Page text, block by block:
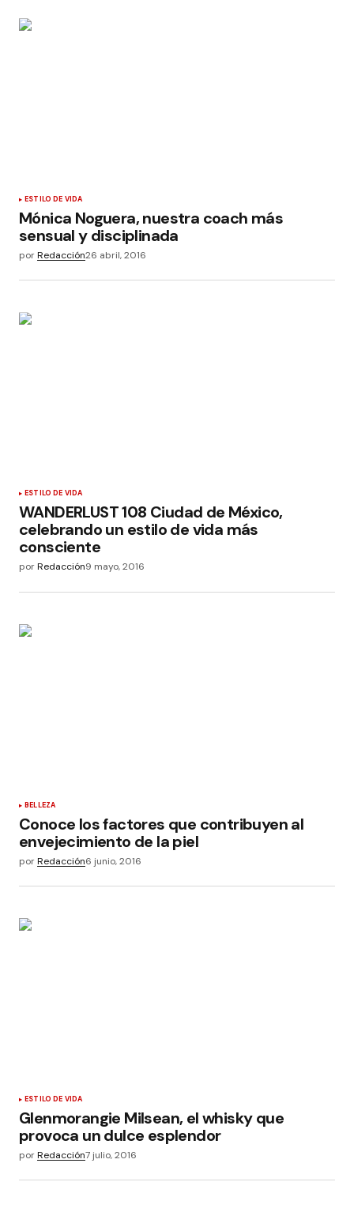
ESTILO DE VIDA
Mónica Noguera, nuestra coach más
sensual y disciplinada
porRedacción26 abril, 2016
ESTILO DE VIDA
WANDERLUST 108 Ciudad de México,
celebrando un estilo de vida más
consciente
porRedacción9 mayo, 2016
BELLEZA
Conoce los factores que contribuyen al
envejecimiento de la piel
porRedacción6 junio, 2016
ESTILO DE VIDA
Glenmorangie Milsean, el whisky que
provoca un dulce esplendor
porRedacción7 julio, 2016